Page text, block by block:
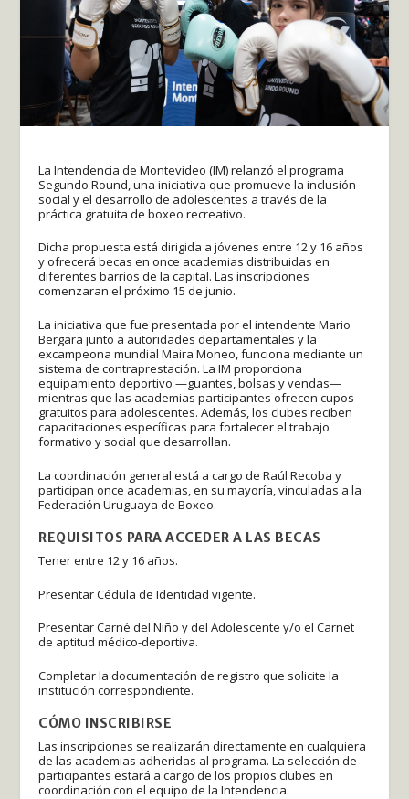
La Intendencia de Montevideo (IM) relanzó el programa
Segundo Round, una iniciativa que promueve la inclusión
social y el desarrollo de adolescentes a través de la
práctica gratuita de boxeo recreativo.
Dicha propuesta está dirigida a jóvenes entre 12 y 16 años
y ofrecerá becas en once academias distribuidas en
diferentes barrios de la capital. Las inscripciones
comenzaran el próximo 15 de junio.
La iniciativa que fue presentada por el intendente Mario
Bergara junto a autoridades departamentales y la
excampeona mundial Maira Moneo, funciona mediante un
sistema de contraprestación. La IM proporciona
equipamiento deportivo —guantes, bolsas y vendas—
mientras que las academias participantes ofrecen cupos
gratuitos para adolescentes. Además, los clubes reciben
capacitaciones específicas para fortalecer el trabajo
formativo y social que desarrollan.
La coordinación general está a cargo de Raúl Recoba y
participan once academias, en su mayoría, vinculadas a la
Federación Uruguaya de Boxeo.
REQUISITOS PARA ACCEDER A LAS BECAS
Tener entre 12 y 16 años.
Presentar Cédula de Identidad vigente.
Presentar Carné del Niño y del Adolescente y/o el Carnet
de aptitud médico-deportiva.
Completar la documentación de registro que solicite la
institución correspondiente.
CÓMO INSCRIBIRSE
Las inscripciones se realizarán directamente en cualquiera
de las academias adheridas al programa. La selección de
participantes estará a cargo de los propios clubes en
coordinación con el equipo de la Intendencia.